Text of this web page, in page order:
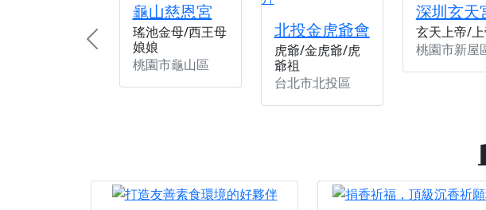
龜山慈恩宮
瑤池金母/西王母
娘娘
桃園市龜山區
北投金虎爺會
虎爺/金虎爺/虎
爺祖
台北市北投區
深圳玄天
玄天上帝/
桃園市新屋
Previous